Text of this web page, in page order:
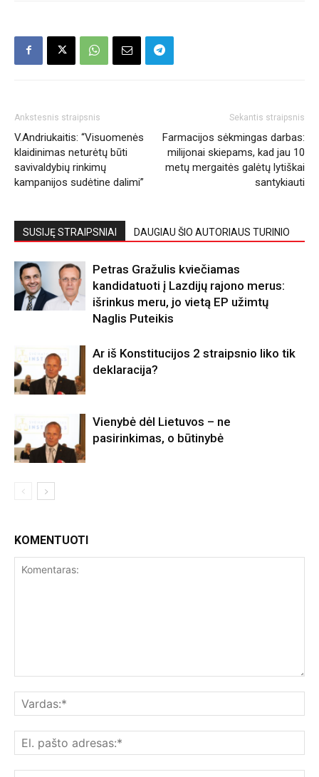
Ankstesnis straipsnis
V.Andriukaitis: “Visuomenės
klaidinimas neturėtų būti
savivaldybių rinkimų
kampanijos sudėtine dalimi”
Sekantis straipsnis
Farmacijos sėkmingas darbas:
milijonai skiepams, kad jau 10
metų mergaitės galėtų lytiškai
santykiauti
SUSIJĘ STRAIPSNIAI DAUGIAU ŠIO AUTORIAUS TURINIO
Petras Gražulis kviečiamas
kandidatuoti į Lazdijų rajono merus:
išrinkus meru, jo vietą EP užimtų
Naglis Puteikis
Ar iš Konstitucijos 2 straipsnio liko tik
deklaracija?
Vienybė dėl Lietuvos – ne
pasirinkimas, o būtinybė
KOMENTUOTI